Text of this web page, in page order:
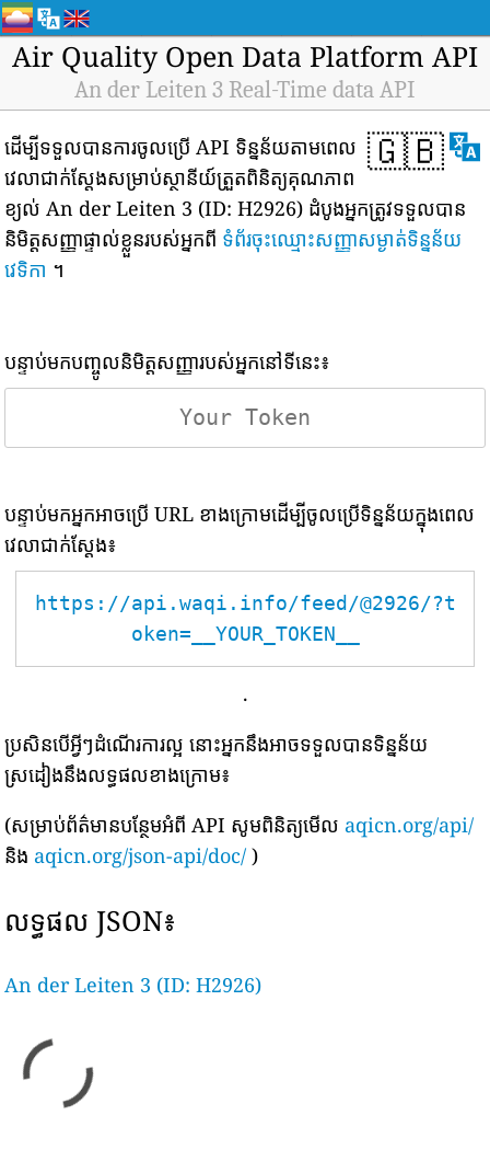
Air Quality Open Data Platform API
An der Leiten 3 Real-Time data API
🇬🇧
ដើម្បីទទួលបានការចូលប្រើ API ទិន្នន័យតាមពេល
វេលាជាក់ស្តែងសម្រាប់ស្ថានីយ៍ត្រួតពិនិត្យគុណភាព
ខ្យល់ An der Leiten 3 (ID: H2926) ដំបូងអ្នកត្រូវទទួលបាន
និមិត្តសញ្ញាផ្ទាល់ខ្លួនរបស់អ្នកពី ទំព័រចុះឈ្មោះសញ្ញាសម្ងាត់ទិន្នន័យ
វេទិកា ។
បន្ទាប់មកបញ្ចូលនិមិត្តសញ្ញារបស់អ្នកនៅទីនេះ៖
បន្ទាប់មកអ្នកអាចប្រើ URL ខាងក្រោមដើម្បីចូលប្រើទិន្នន័យក្នុងពេល
វេលាជាក់ស្តែង៖
https://api.waqi.info/feed/@2926/?t
oken=__YOUR_TOKEN__
.
ប្រសិនបើអ្វីៗដំណើរការល្អ នោះអ្នកនឹងអាចទទួលបានទិន្នន័យ
ស្រដៀងនឹងលទ្ធផលខាងក្រោម៖
(សម្រាប់ព័ត៌មានបន្ថែមអំពី API សូមពិនិត្យមើល aqicn.org/api/
និង aqicn.org/json-api/doc/ )
លទ្ធផល JSON៖
An der Leiten 3 (ID: H2926)